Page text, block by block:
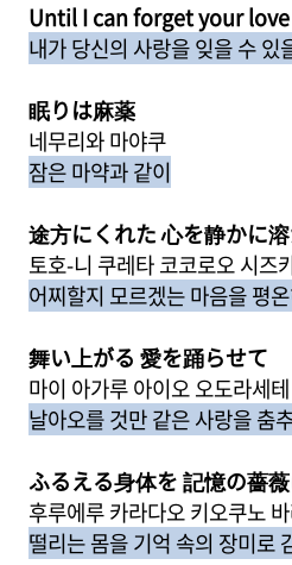
Until I can forget your love
내가 당신의 사랑을 잊을 수 있
眠りは麻薬
네무리와 마야쿠
잠은 마약과 같이
途方にくれた 心を静かに
토호-니 쿠레타 코코로오 시즈
어찌할지 모르겠는 마음을 평
舞い上がる 愛を踊らせて
마이 아가루 아이오 오도라세테
날아오를 것만 같은 사랑을 춤
ふるえる身体を 記憶の薔
후루에루 카라다오 키오쿠노
떨리는 몸을 기억 속의 장미로